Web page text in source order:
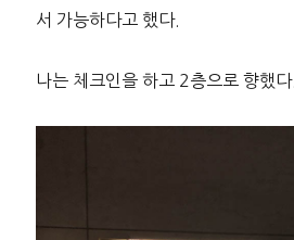
서 가능하다고 했다.
나는 체크인을 하고 2층으로 향했다.